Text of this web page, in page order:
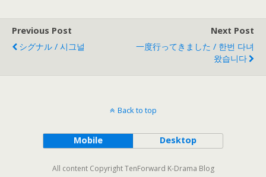
b
o
er
Previous Post
シグナル / 시그널
Next Post
一度行ってきました / 한번 다녀
왔습니다
Back to top
Mobile Desktop
All content Copyright TenForward K-Drama Blog